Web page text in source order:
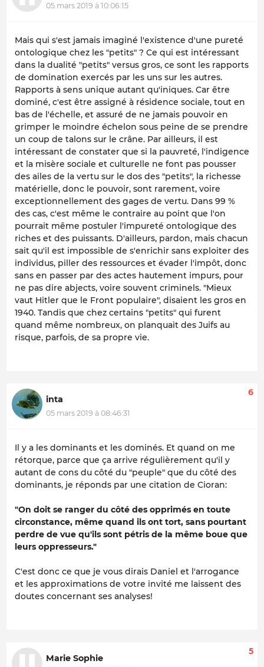
05 mars 2019 à 10:06:15
Mais qui s'est jamais imaginé l'existence d'une pureté
ontologique chez les "petits" ? Ce qui est intéressant
dans la dualité "petits" versus gros, ce sont les rapports
de domination exercés par les uns sur les autres.
Rapports à sens unique autant qu'iniques. Car être
dominé, c'est être assigné à résidence sociale, tout en
bas de l'échelle, et assuré de ne jamais pouvoir en
grimper le moindre échelon sous peine de se prendre
un coup de talons sur le crâne. Par ailleurs, il est
intéressant de constater que si la pauvreté, l'indigence
et la misère sociale et culturelle ne font pas pousser
des ailes de la vertu sur le dos des "petits", la richesse
matérielle, donc le pouvoir, sont rarement, voire
exceptionnellement des gages de vertu. Dans 99 %
des cas, c'est même le contraire au point que l'on
pourrait même postuler l'impureté ontologique des
riches et des puissants. D'ailleurs, pardon, mais chacun
sait qu'il est impossible de s'enrichir sans exploiter des
individus, piller des ressources et évader l'impôt, donc
sans en passer par des actes hautement impurs, pour
ne pas dire abjects, voire souvent criminels. "Mieux
vaut Hitler que le Front populaire", disaient les gros en
1940. Tandis que chez certains "petits" qui furent
quand même nombreux, on planquait des Juifs au
risque, parfois, de sa propre vie.
inta
05 mars 2019 à 08:46:31
6
Il y a les dominants et les dominés. Et quand on me
rétorque, parce que ça arrive régulièrement qu'il y
autant de cons du côté du "peuple" que du côté des
dominants, je réponds par une citation de Cioran:
"On doit se ranger du côté des opprimés en toute
circonstance, même quand ils ont tort, sans pourtant
perdre de vue qu'ils sont pétris de la même boue que
leurs oppresseurs."
C'est donc ce que je vous dirais Daniel et l'arrogance
et les approximations de votre invité me laissent des
doutes concernant ses analyses!
Marie Sophie
5